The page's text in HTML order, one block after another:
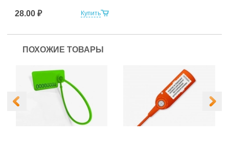
Купить
28.00 ₽
ПОХОЖИЕ ТОВАРЫ